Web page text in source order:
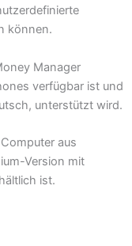
können.
Manager
verfügbar ist und
unterstützt wird.
aus
Version mit
ist.